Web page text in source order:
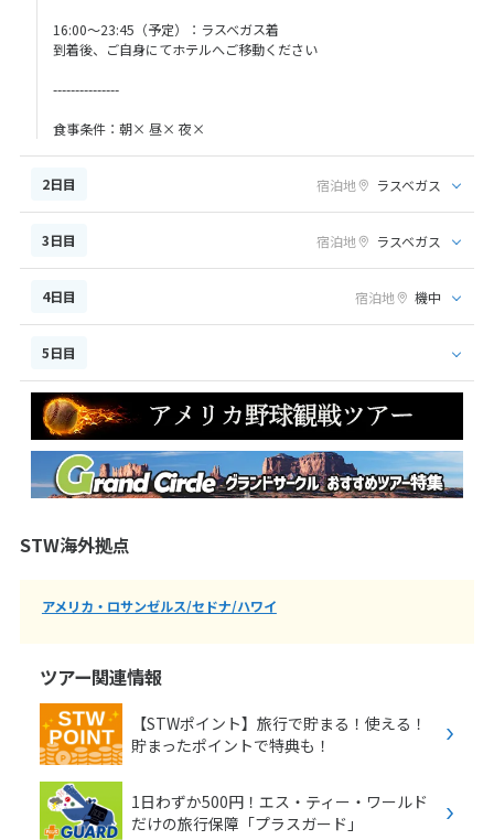
16:00～23:45（予定）：ラスベガス着
到着後、ご自身にてホテルへご移動ください
---------------
食事条件：朝× 昼× 夜×
2日目 宿泊地 ラスベガス
3日目 宿泊地 ラスベガス
4日目 宿泊地 機中
5日目
STW海外拠点
アメリカ・ロサンゼルス/セドナ/ハワイ
ツアー関連情報
【STWポイント】旅行で貯まる！使える！
貯まったポイントで特典も！
1日わずか500円！エス・ティー・ワールド
だけの旅行保障「プラスガード」